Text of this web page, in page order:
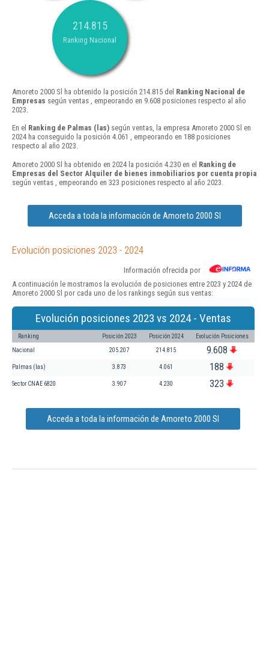
214.815
Ranking Nacional
Amoreto 2000 Sl ha obtenido la posición 214.815 del Ranking Nacional de
Empresas según ventas , empeorando en 9.608 posiciones respecto al año
2023.
En el Ranking de Palmas (las) según ventas, la empresa Amoreto 2000 Sl en
2024 ha conseguido la posición 4.061 , empeorando en 188 posiciones
respecto al año 2023.
Amoreto 2000 Sl ha obtenido en 2024 la posición 4.230 en el Ranking de
Empresas del Sector Alquiler de bienes inmobiliarios por cuenta propia
según ventas , empeorando en 323 posiciones respecto al año 2023.
Acceda a toda la información de Amoreto 2000 Sl
Evolución posiciones 2023 - 2024
Información ofrecida por
A continuación le mostramos la evolución de posiciones entre 2023 y 2024 de
Amoreto 2000 Sl por cada uno de los rankings según sus ventas:
Evolución posiciones 2023 vs 2024 - Ventas
Ranking Posición 2023 Posición 2024 Evolución Posiciones
Nacional 205.207 214.815 9.608
Palmas (las) 3.873 4.061 188
Sector CNAE 6820 3.907 4.230 323
Acceda a toda la información de Amoreto 2000 Sl